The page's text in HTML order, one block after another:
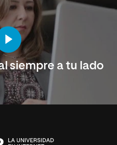
siempre a tu lado